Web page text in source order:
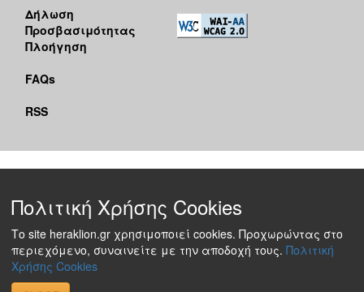
Δήλωση
Προσβασιμότητας
Πλοήγηση
FAQs
RSS
Πολιτική Χρήσης Cookies
Το site heraklion.gr χρησιμοποιεί cookies. Προχωρώντας στο
περιεχόμενο, συναινείτε με την αποδοχή τους. Πολιτική
Χρήσης Cookies